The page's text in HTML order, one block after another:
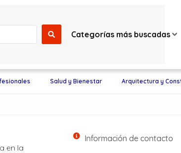
Categorías más buscadas
Salud y Bienestar Arquitectura y
en la
Información de contacto